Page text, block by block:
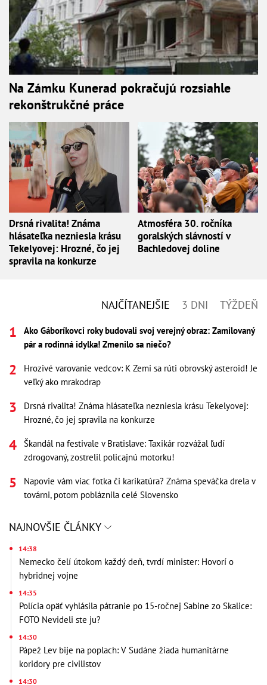
Na Zámku Kunerad pokračujú rozsiahle
rekonštrukčné práce
Drsná rivalita! Známa
hlásateľka nezniesla krásu
Tekelyovej: Hrozné, čo jej
spravila na konkurze
Atmosféra 30. ročníka
goralských slávností v
Bachledovej doline
NAJČÍTANEJŠIE 3 DNI TÝŽDEŇ
Ako Gáboríkovci roky budovali svoj verejný obraz: Zamilovaný
pár a rodinná idylka! Zmenilo sa niečo?
Hrozivé varovanie vedcov: K Zemi sa rúti obrovský asteroid! Je
veľký ako mrakodrap
Drsná rivalita! Známa hlásateľka nezniesla krásu Tekelyovej:
Hrozné, čo jej spravila na konkurze
Škandál na festivale v Bratislave: Taxikár rozvážal ľudí
zdrogovaný, zostrelil policajnú motorku!
Napovie vám viac fotka či karikatúra? Známa speváčka drela v
továrni, potom pobláznila celé Slovensko
NAJNOVŠIE ČLÁNKY
14:38
Nemecko čelí útokom každý deň, tvrdí minister: Hovorí o
hybridnej vojne
14:35
Polícia opäť vyhlásila pátranie po 15-ročnej Sabine zo Skalice:
FOTO Nevideli ste ju?
14:30
Pápež Lev bije na poplach: V Sudáne žiada humanitárne
koridory pre civilistov
14:30